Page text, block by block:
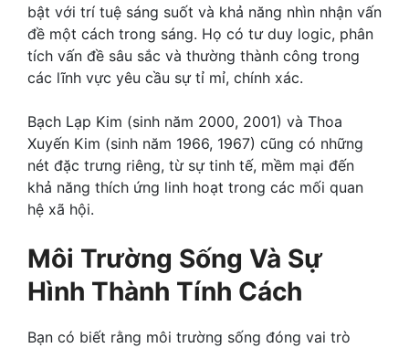
bật với trí tuệ sáng suốt và khả năng nhìn nhận vấn
đề một cách trong sáng. Họ có tư duy logic, phân
tích vấn đề sâu sắc và thường thành công trong
các lĩnh vực yêu cầu sự tỉ mỉ, chính xác.
Bạch Lạp Kim (sinh năm 2000, 2001) và Thoa
Xuyến Kim (sinh năm 1966, 1967) cũng có những
nét đặc trưng riêng, từ sự tinh tế, mềm mại đến
khả năng thích ứng linh hoạt trong các mối quan
hệ xã hội.
Môi Trường Sống Và Sự
Hình Thành Tính Cách
Bạn có biết rằng môi trường sống đóng vai trò